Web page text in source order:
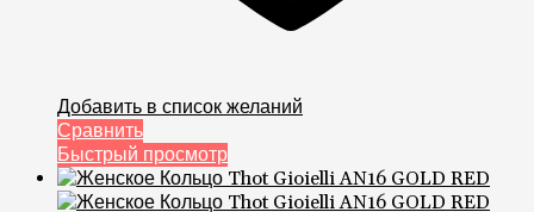
Добавить в список желаний
Сравнить
Быстрый просмотр